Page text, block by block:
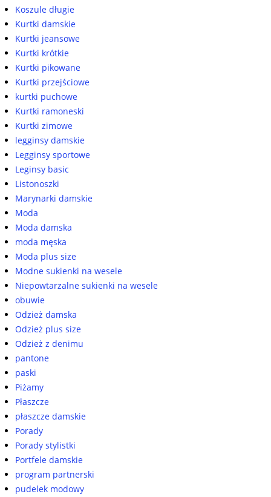
Koszule długie
Kurtki damskie
Kurtki jeansowe
Kurtki krótkie
Kurtki pikowane
Kurtki przejściowe
kurtki puchowe
Kurtki ramoneski
Kurtki zimowe
legginsy damskie
Legginsy sportowe
Leginsy basic
Listonoszki
Marynarki damskie
Moda
Moda damska
moda męska
Moda plus size
Modne sukienki na wesele
Niepowtarzalne sukienki na wesele
obuwie
Odzież damska
Odzież plus size
Odzież z denimu
pantone
paski
Piżamy
Płaszcze
płaszcze damskie
Porady
Porady stylistki
Portfele damskie
program partnerski
pudelek modowy